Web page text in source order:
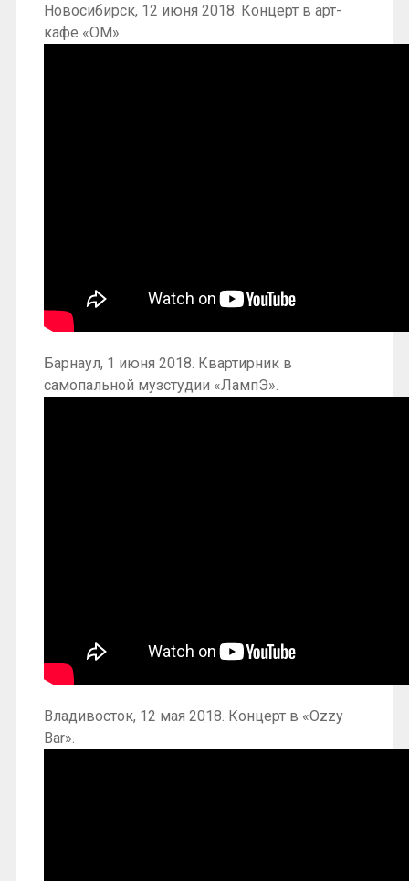
Новосибирск, 12 июня 2018. Концерт в арт-
кафе «ОМ».
Барнаул, 1 июня 2018. Квартирник в
самопальной музстудии «ЛампЭ».
Владивосток, 12 мая 2018. Концерт в «Ozzy
Bar».